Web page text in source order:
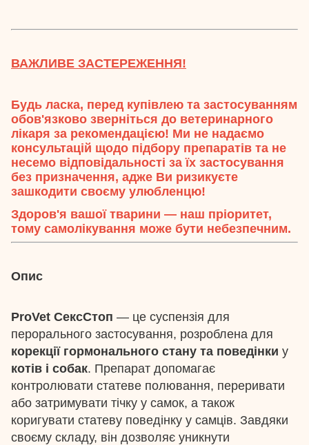
ВАЖЛИВЕ ЗАСТЕРЕЖЕННЯ!
Будь ласка, перед купівлею та застосуванням
обов'язково зверніться до ветеринарного
лікаря за рекомендацією! Ми не надаємо
консультацій щодо підбору препаратів та не
несемо відповідальності за їх застосування
без призначення, адже Ви ризикуєте
зашкодити своєму улюбленцю!
Здоров'я вашої тварини — наш пріоритет,
тому самолікування може бути небезпечним.
Опис
ProVet СексСтоп — це суспензія для
перорального застосування, розроблена для
корекції гормонального стану та поведінки у
котів і собак. Препарат допомагає
контролювати статеве полювання, переривати
або затримувати тічку у самок, а також
коригувати статеву поведінку у самців. Завдяки
своєму складу, він дозволяє уникнути